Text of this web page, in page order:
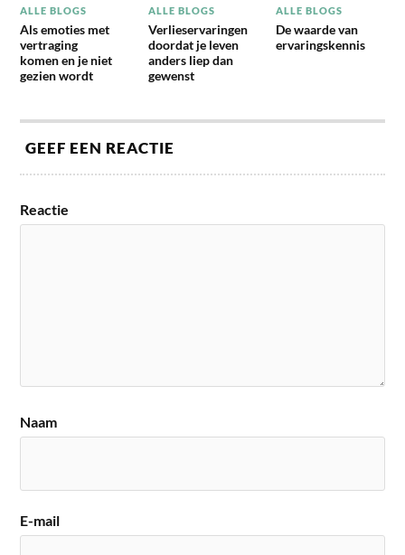
ALLE BLOGS
Als emoties met
vertraging
komen en je niet
gezien wordt
ALLE BLOGS
Verlieservaringen
doordat je leven
anders liep dan
gewenst
ALLE BLOGS
De waarde van
ervaringskennis
GEEF EEN REACTIE
Reactie
Naam
E-mail